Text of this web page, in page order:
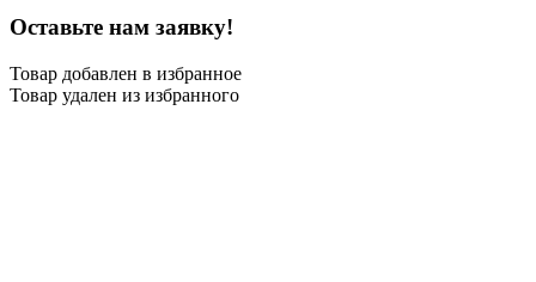
Оставьте нам заявку!
Товар добавлен в избранное
Товар удален из избранного